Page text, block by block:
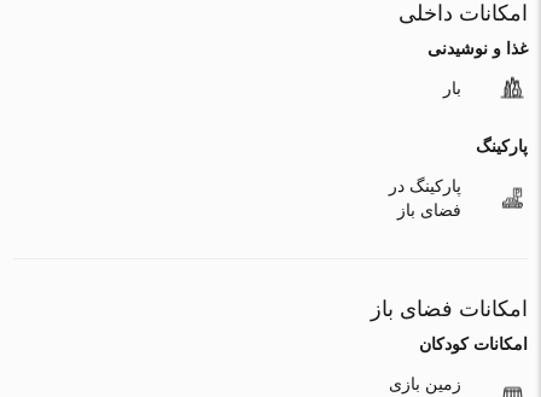
امکانات داخلی
غذا و نوشیدنی
بار
پارکینگ
پارکینگ در
فضای باز
امکانات فضای باز
امکانات کودکان
زمین بازی